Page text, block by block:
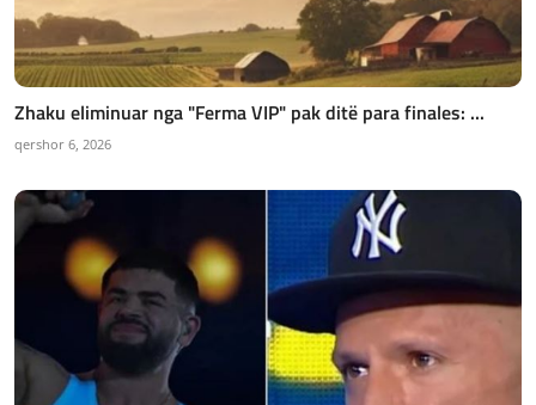
Zhaku eliminuar nga "Ferma VIP" pak ditë para finales: ...
qershor 6, 2026